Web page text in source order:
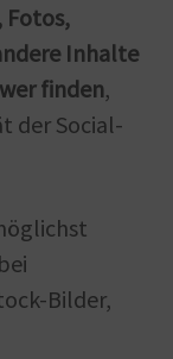
Fotos,
Inhalte
finden,
der Social-
Bilder,